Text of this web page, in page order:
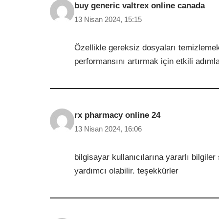
buy generic valtrex online canada
13 Nisan 2024, 15:15
Özellikle gereksiz dosyaları
performansını artırmak için etkili
rx pharmacy online 24
13 Nisan 2024, 16:06
bilgisayar kullanıcılarına yararlı
yardımcı olabilir. teşekkürler